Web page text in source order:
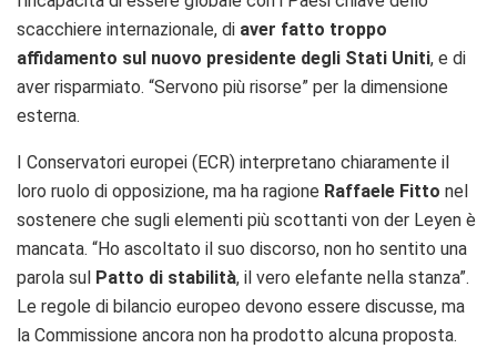
scacchiere internazionale, di aver fatto troppo
affidamento sul nuovo presidente degli Stati Uniti, e di
aver risparmiato. “Servono più risorse” per la dimensione
esterna.
I Conservatori europei (ECR) interpretano chiaramente il
loro ruolo di opposizione, ma ha ragione Raffaele Fitto nel
sostenere che sugli elementi più scottanti von der Leyen è
mancata. “Ho ascoltato il suo discorso, non ho sentito una
parola sul Patto di stabilità, il vero elefante nella stanza”.
Le regole di bilancio europeo devono essere discusse, ma
la Commissione ancora non ha prodotto alcuna proposta.